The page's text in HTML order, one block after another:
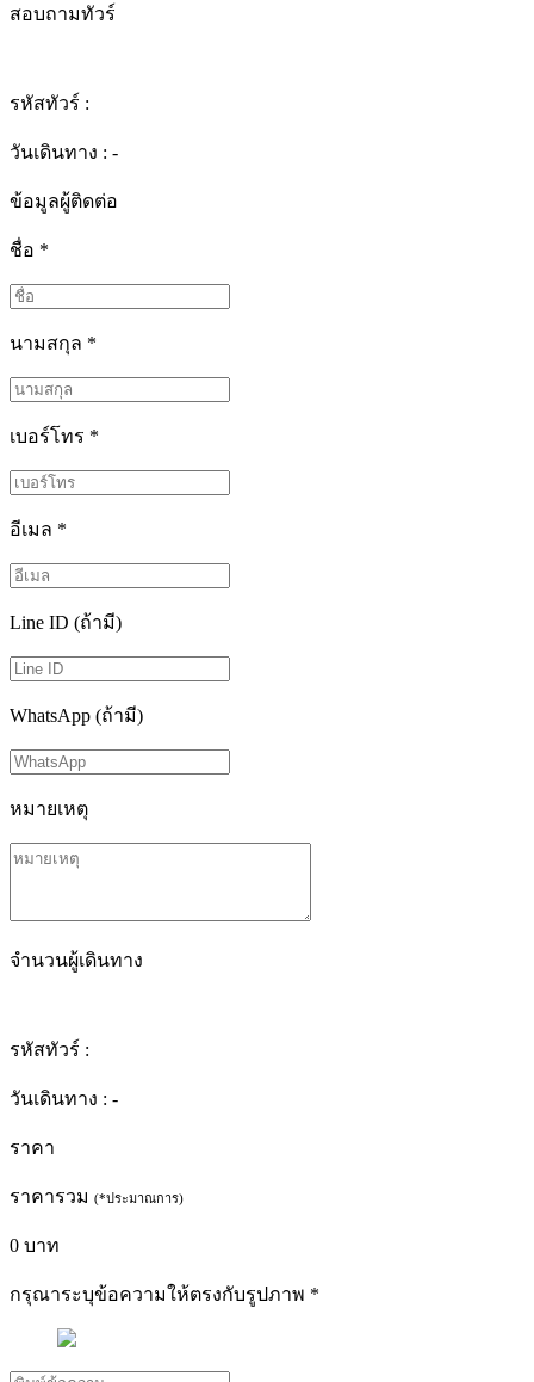
สอบถามทัวร์
รหัสทัวร์ :
วันเดินทาง : -
ข้อมูลผู้ติดต่อ
ชื่อ *
นามสกุล *
เบอร์โทร *
อีเมล *
Line ID (ถ้ามี)
WhatsApp (ถ้ามี)
หมายเหตุ
จำนวนผู้เดินทาง
รหัสทัวร์ :
วันเดินทาง : -
ราคา
ราคารวม (*ประมาณการ)
0 บาท
กรุณาระบุข้อความให้ตรงกับรูปภาพ *